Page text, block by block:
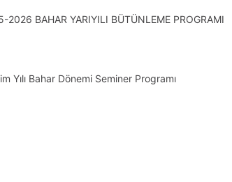
2026 BAHAR YARIYILI BÜTÜNLEME PROGRAMI
Yılı Bahar Dönemi Seminer Programı